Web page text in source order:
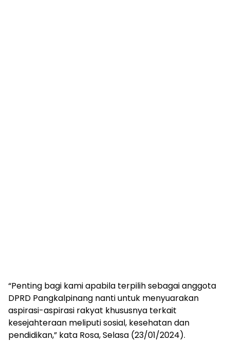
“Penting bagi kami apabila terpilih sebagai anggota
DPRD Pangkalpinang nanti untuk menyuarakan
aspirasi-aspirasi rakyat khususnya terkait
kesejahteraan meliputi sosial, kesehatan dan
pendidikan,” kata Rosa, Selasa (23/01/2024).